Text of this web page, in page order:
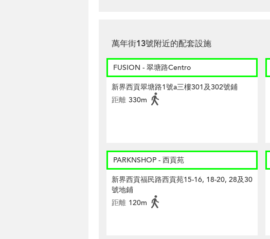
萬年街13號附近的配套設施
FUSION - 翠塘路Centro
新界西貢翠塘路1號a三樓301及302號鋪
距離 330m
PARKNSHOP - 西貢苑
新界西貢福民路西貢苑15-16, 18-20, 28及30
號地鋪
距離 120m